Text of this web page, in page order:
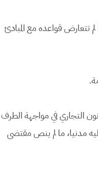
تتعارض قواعده مع المبادئ
التجاري في مواجهة الطرف
مدنيا، ما لم ينص مقتضى